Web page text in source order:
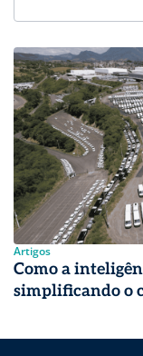
Artigos
Como a
simplificando o